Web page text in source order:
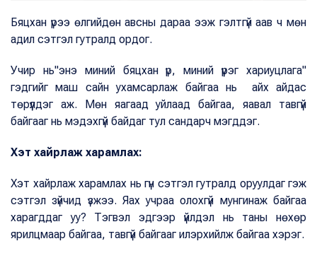
Бяцхан үрээ өлгийдөн авсны дараа ээж гэлтгүй аав ч мөн
адил сэтгэл гутралд ордог.
Учир нь"энэ миний бяцхан үр, миний үүрэг хариуцлага"
гэдгийг маш сайн ухамсарлаж байгаа нь айх айдас
төрүүлдэг аж. Мөн яагаад уйлаад байгаа, яавал тавгүй
байгааг нь мэдэхгүй байдаг тул сандарч мэгддэг.
Хэт хайрлаж харамлах:
Хэт хайрлаж харамлах нь гүн сэтгэл гутралд оруулдаг гэж
сэтгэл зүйчид үзжээ. Яах учраа олохгүй мунгинаж байгаа
харагддаг уу? Тэгвэл эдгээр үйлдэл нь таны нөхөр
ярилцмаар байгаа, тавгүй байгааг илэрхийлж байгаа хэрэг.